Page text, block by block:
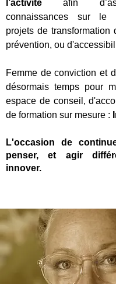
l’activitéafin
connaissances sur le
projets de transformation
prévention, ou
Femme de conviction et
désormais temps pour
espace de conseil,
de formation sur mesure :
L'occasion de
penser, et agir
innover.